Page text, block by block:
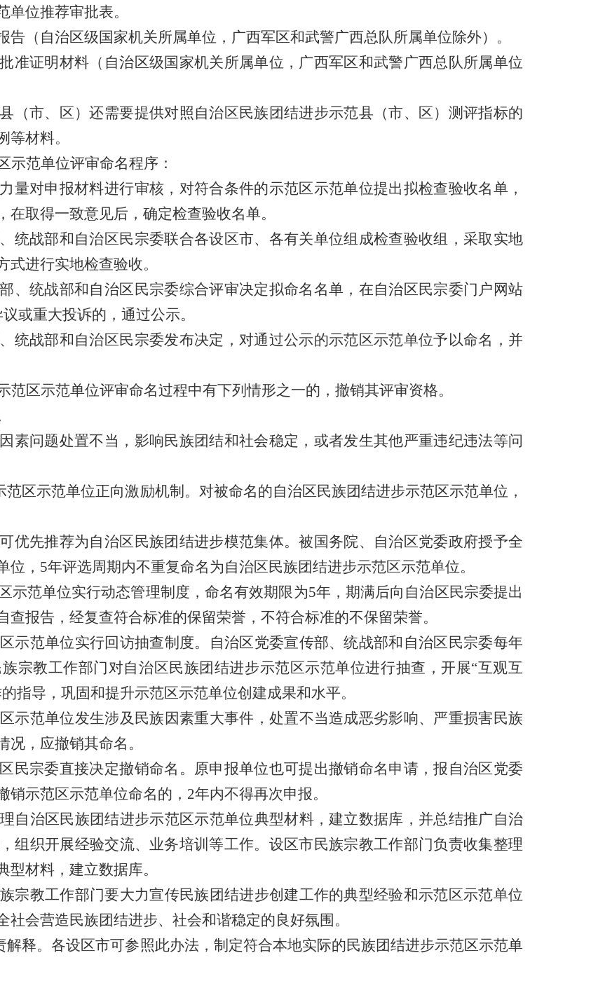
单位推荐审批表。
告（自治区级国家机关所属单位，广西军区和武警广西总队所属单位除外）。
准证明材料（自治区级国家机关所属单位，广西军区和武警广西总队所属单位
（市、区）还需要提供对照自治区民族团结进步示范县（市、区）测评指标的
材料。
范单位评审命名程序：
量对申报材料进行审核，对符合条件的示范区示范单位提出拟检查验收名单，
取得一致意见后，确定检查验收名单。
统战部和自治区民宗委联合各设区市、各有关单位组成检查验收组，采取实地
进行实地检查验收。
、统战部和自治区民宗委综合评审决定拟命名名单，在自治区民宗委门户网站
或重大投诉的，通过公示。
统战部和自治区民宗委发布决定，对通过公示的示范区示范单位予以命名，并
区示范单位评审命名过程中有下列情形之一的，撤销其评审资格。
素问题处置不当，影响民族团结和社会稳定，或者发生其他严重违纪违法等问
区示范单位正向激励机制。对被命名的自治区民族团结进步示范区示范单位，
优先推荐为自治区民族团结进步模范集体。被国务院、自治区党委政府授予全
，5年评选周期内不重复命名为自治区民族团结进步示范区示范单位。
范单位实行动态管理制度，命名有效期限为5年，期满后向自治区民宗委提出
报告，经复查符合标准的保留荣誉，不符合标准的不保留荣誉。
范单位实行回访抽查制度。自治区党委宣传部、统战部和自治区民宗委每年
宗教工作部门对自治区民族团结进步示范区示范单位进行抽查，开展“互观互
指导，巩固和提升示范区示范单位创建成果和水平。
范单位发生涉及民族因素重大事件，处置不当造成恶劣影响、严重损害民族
，应撤销其命名。
民宗委直接决定撤销命名。原申报单位也可提出撤销命名申请，报自治区党委
示范区示范单位命名的，2年内不得再次申报。
治区民族团结进步示范区示范单位典型材料，建立数据库，并总结推广自治
组织开展经验交流、业务培训等工作。设区市民族宗教工作部门负责收集整理
材料，建立数据库。
教工作部门要大力宣传民族团结进步创建工作的典型经验和示范区示范单位
会营造民族团结进步、社会和谐稳定的良好氛围。
释。各设区市可参照此办法，制定符合本地实际的民族团结进步示范区示范单